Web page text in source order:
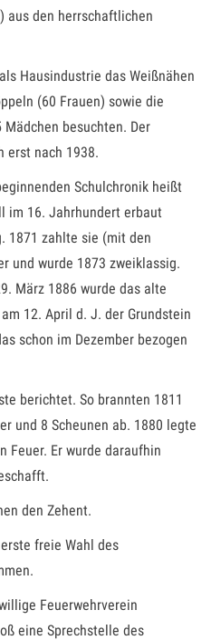
aus den herrschaftlichen
Hausindustrie das Weißnähen
(60 Frauen) sowie die
besuchten. Der
erst nach 1938.
Schulchronik heißt
im 16. Jahrhundert erbaut
1871 zahlte sie (mit den
und wurde 1873 zweiklassig.
März 1886 wurde das alte
12. April d. J. der Grundstein
schon im Dezember bezogen
berichtet. So brannten 1811
und 8 Scheunen ab. 1880 legte
Feuer. Er wurde daraufhin
den Zehent.
freie Wahl des
Feuerwehrverein
eine Sprechstelle des